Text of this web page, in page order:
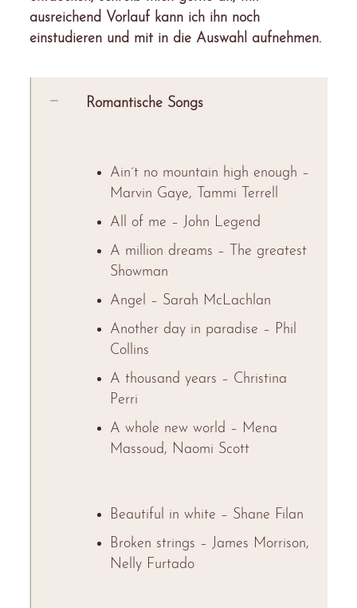
ausreichend Vorlauf kann ich ihn noch
einstudieren und mit in die Auswahl aufnehmen.
Romantische Songs
Ain´t no mountain high enough –
Marvin Gaye, Tammi Terrell
All of me – John Legend
A million dreams – The greatest
Showman
Angel – Sarah McLachlan
Another day in paradise – Phil
Collins
A thousand years – Christina
Perri
A whole new world – Mena
Massoud, Naomi Scott
Beautiful in white – Shane Filan
Broken strings – James Morrison,
Nelly Furtado